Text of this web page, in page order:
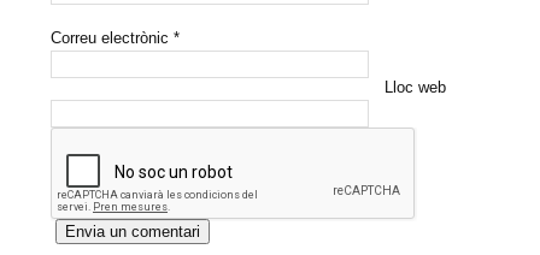
Correu electrònic*
Lloc web